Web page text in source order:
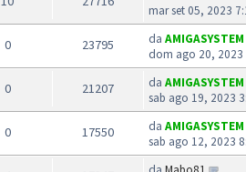
mar set 05, 2023
0 23795 da AMIGASYSTEM
dom ago 20, 2023
0 21207 da AMIGASYSTEM
sab ago 19, 2023
0 17550 da AMIGASYSTEM
sab ago 12, 2023